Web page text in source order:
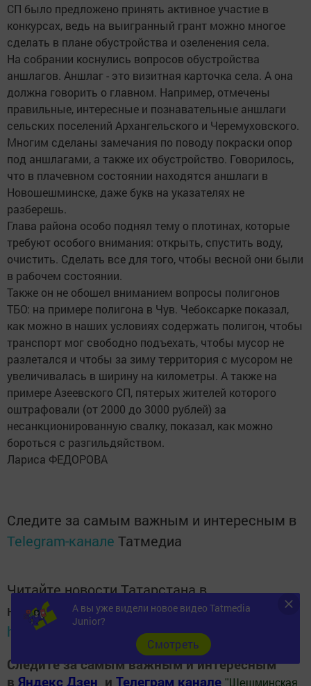
СП было предложено принять активное участие в
конкурсах, ведь на выигранный грант можно многое
сделать в плане обустройства и озеленения села.
На собрании коснулись вопросов обустройства
аншлагов. Аншлаг - это визитная карточка села. А она
должна говорить о главном. Например, отмечены
правильные, интересные и познавательные аншлаги
сельских поселений Архангельского и Черемуховского.
Многим сделаны замечания по поводу покраски опор
под аншлагами, а также их обустройство. Говорилось,
что в плачевном состоянии находятся аншлаги в
Новошешминске, даже букв на указателях не
разберешь.
Глава района особо поднял тему о плотинах, которые
требуют особого внимания: открыть, спустить воду,
очистить. Сделать все для того, чтобы весной они были
в рабочем состоянии.
Также он не обошел вниманием вопросы полигонов
ТБО: на примере полигона в Чув. Чебоксарке показал,
как можно в наших условиях содержать полигон, чтобы
транспорт мог свободно подъехать, чтобы мусор не
разлетался и чтобы за зиму территория с мусором не
увеличивалась в ширину на километры. А также на
примере Азеевского СП, пятерых жителей которого
оштрафовали (от 2000 до 3000 рублей) за
несанкционированную свалку, показал, как можно
бороться с разгильдяйством.
Лариса ФЕДОРОВА
Следите за самым важным и интересным в
Telegram-канале Татмедиа
Читайте новости Татарстана в
национальном мессенджере MАХ:
https://max.ru/tatmedia
Следите за самым важным и интересным
в Яндекс Дзен и Телеграм канале " Шешминская
А вы уже видели новое видео Tatmedia
Junior?
Cмотреть